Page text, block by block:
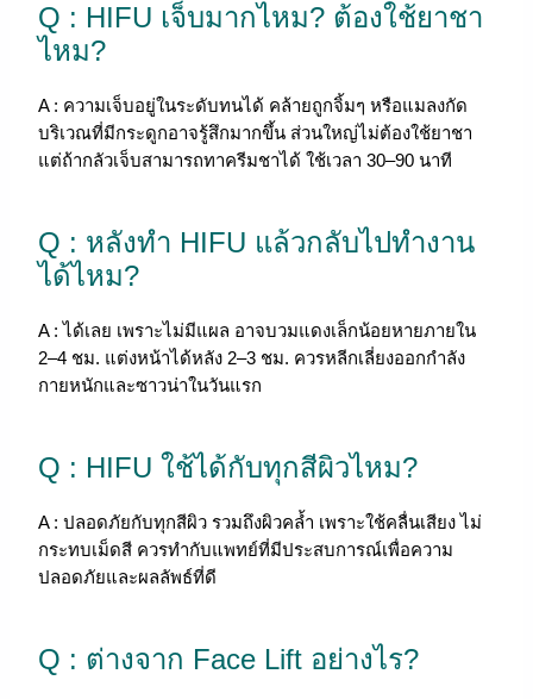
Q : HIFU เจ็บมากไหม? ต้องใช้ยาชา
ไหม?
A : ความเจ็บอยู่ในระดับทนได้ คล้ายถูกจิ้มๆ หรือแมลงกัด
บริเวณที่มีกระดูกอาจรู้สึกมากขึ้น ส่วนใหญ่ไม่ต้องใช้ยาชา
แต่ถ้ากลัวเจ็บสามารถทาครีมชาได้ ใช้เวลา 30–90 นาที
Q : หลังทำ HIFU แล้วกลับไปทำงาน
ได้ไหม?
A :ได้เลย เพราะไม่มีแผล อาจบวมแดงเล็กน้อยหายภายใน
2–4 ชม. แต่งหน้าได้หลัง 2–3 ชม. ควรหลีกเลี่ยงออกกำลัง
กายหนักและซาวน่าในวันแรก
Q : HIFU ใช้ได้กับทุกสีผิวไหม?
A :ปลอดภัยกับทุกสีผิว รวมถึงผิวคล้ำ เพราะใช้คลื่นเสียง ไม่
กระทบเม็ดสี ควรทำกับแพทย์ที่มีประสบการณ์เพื่อความ
ปลอดภัยและผลลัพธ์ที่ดี
Q : ต่างจาก Face Lift อย่างไร?